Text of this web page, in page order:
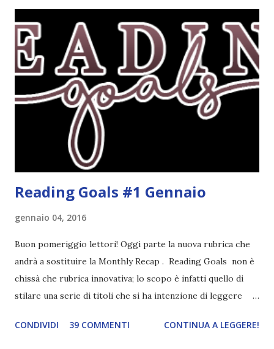
potete capire le mie aspettative! Innanzitutto, se la Gier o
la ce avesse deciso di pubblicare la trilogia in un unico libro,
probabilmente lo avrei apprezzato molto di più. Red è
molto introduttivo, nel senso che in trecento pagine non
succede un bel niente. E non ha nemmeno un finale ._.
finisce esattamente nel bel mezzo della storia (anzi, quale
"mezzo" della storia? Questa storia ha praticamente solo
l'inizio!). Stessa cosa con Blue , stessa...
Reading Goals #1 Gennaio
gennaio 04, 2016
Buon pomeriggio lettori! Oggi parte la nuova rubrica che
andrà a sostituire la Monthly Recap . Reading Goals non è
chissà che rubrica innovativa; lo scopo è infatti quello di
stilare una serie di titoli che si ha intenzione di leggere
una rubrica per tenere sotto controllo le reading
CONDIVIDI 39 COMMENTI CONTINUA A LEGGERE!